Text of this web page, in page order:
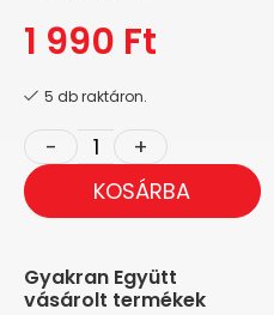
1 990 Ft
5 db raktáron.
KOSÁRBA
Gyakran Együtt
vásárolt termékek